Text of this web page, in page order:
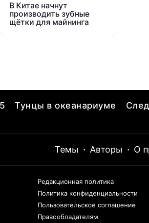
В Китае начнут
производить зубные
щётки для майнинга
Тунцы в океанариуме
Темы · Авторы · О
Редакционная политика
Политика конфиденциальности
Пользовательское соглашение
Правообладателям